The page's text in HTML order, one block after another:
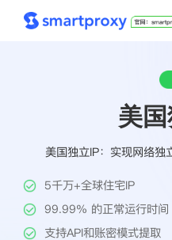
解决方案
工具
美
美国独立IP：实现网络
5千万+全球住宅IP
99.99% 的正常运行时间
支持API和账密模式提取